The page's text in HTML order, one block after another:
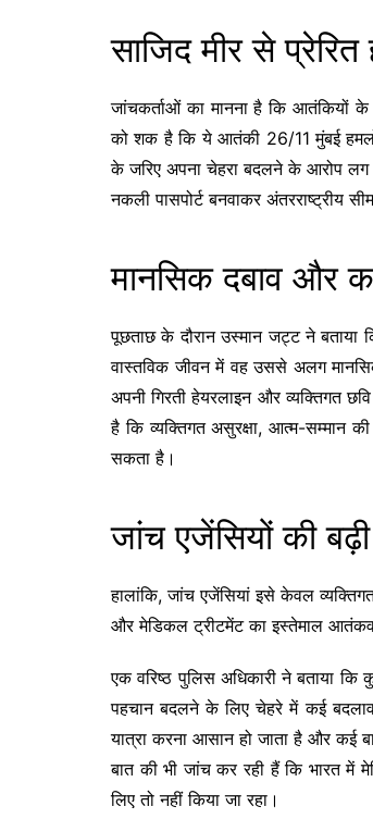
साजिद मीर से
जांचकर्ताओं का मानना है कि आतंकियों
को शक है कि ये आतंकी 26/11 मुंबई
के जरिए अपना चेहरा बदलने के आरोप लग
नकली पासपोर्ट बनवाकर अंतरराष्ट्रीय
मानसिक दबाव और
पूछताछ के दौरान उस्मान जट्ट ने बताया
वास्तविक जीवन में वह उससे अलग
अपनी गिरती हेयरलाइन और व्यक्तिगत
है कि व्यक्तिगत असुरक्षा, आत्म-सम्मान
सकता है।
जांच एजेंसियों की बढ़ी
हालांकि, जांच एजेंसियां इसे केवल
और मेडिकल ट्रीटमेंट का इस्तेमाल
एक वरिष्ठ पुलिस अधिकारी ने बताया
पहचान बदलने के लिए चेहरे में कई
यात्रा करना आसान हो जाता है और कई
बात की भी जांच कर रही हैं कि भारत में
लिए तो नहीं किया जा रहा।